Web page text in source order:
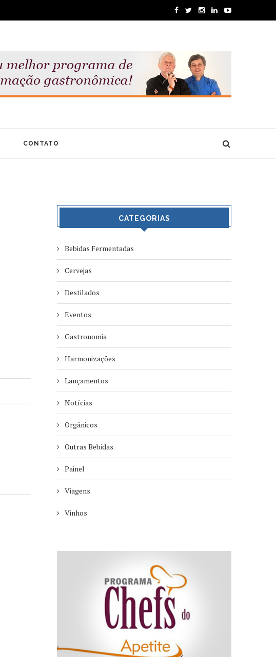
CONTATO
CATEGORIAS
Bebidas Fermentadas
Cervejas
Destilados
Eventos
Gastronomia
Harmonizações
Lançamentos
Notícias
Orgânicos
Outras Bebidas
Painel
Viagens
Vinhos